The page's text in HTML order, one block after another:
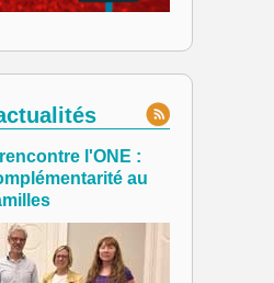
l'ONE :
au